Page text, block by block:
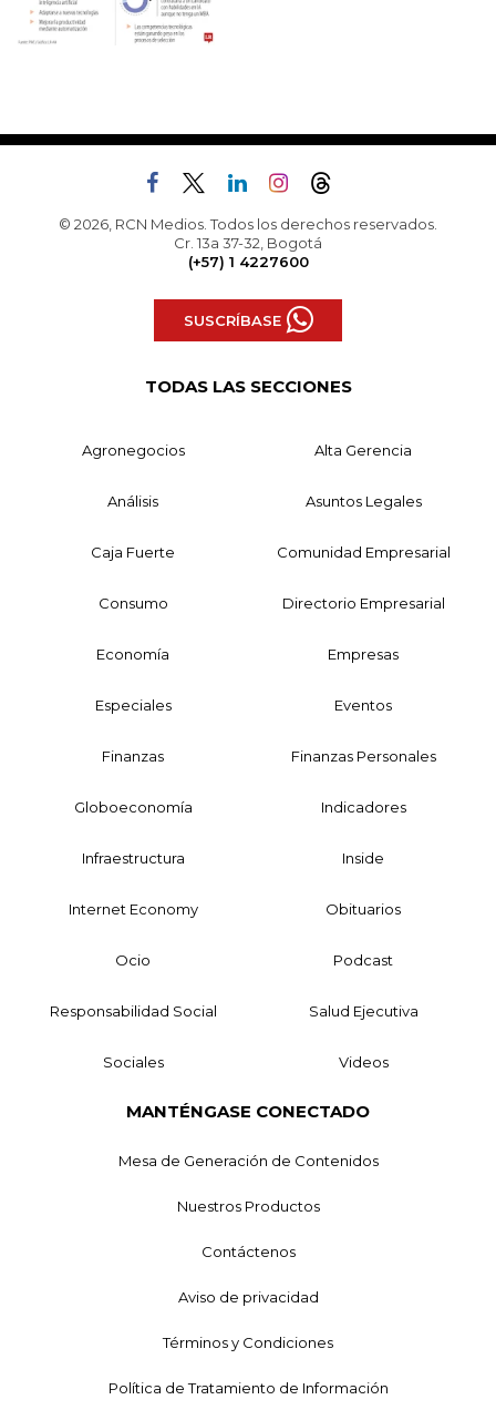
© 2026, RCN Medios. Todos los derechos reservados.
Cr. 13a 37-32, Bogotá
(+57) 1 4227600
SUSCRÍBASE
TODAS LAS SECCIONES
Agronegocios Alta Gerencia
Análisis Asuntos Legales
Caja Fuerte Comunidad Empresarial
Consumo Directorio Empresarial
Economía Empresas
Especiales Eventos
Finanzas Finanzas Personales
Globoeconomía Indicadores
Infraestructura Inside
Internet Economy Obituarios
Ocio Podcast
Responsabilidad Social Salud Ejecutiva
Sociales Videos
MANTÉNGASE CONECTADO
Mesa de Generación de Contenidos
Nuestros Productos
Contáctenos
Aviso de privacidad
Términos y Condiciones
Política de Tratamiento de Información